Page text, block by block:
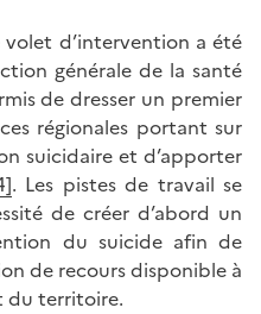
d’intervention a été
générale de la santé
de dresser un premier
régionales portant sur
suicidaire et d’apporter
. Les pistes de travail se
de créer d’abord un
du suicide afin de
de recours disponible à
territoire.